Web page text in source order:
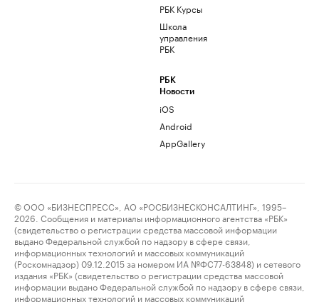
РБК Курсы
Школа
управления
РБК
РБК
Новости
iOS
Android
AppGallery
© ООО «БИЗНЕСПРЕСС», АО «РОСБИЗНЕСКОНСАЛТИНГ», 1995–
2026. Сообщения и материалы информационного агентства «РБК»
(свидетельство о регистрации средства массовой информации
выдано Федеральной службой по надзору в сфере связи,
информационных технологий и массовых коммуникаций
(Роскомнадзор) 09.12.2015 за номером ИА №ФС77-63848) и сетевого
издания «РБК» (свидетельство о регистрации средства массовой
информации выдано Федеральной службой по надзору в сфере связи,
информационных технологий и массовых коммуникаций